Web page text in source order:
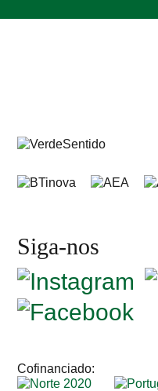
Siga-nos
Cofinanciado: